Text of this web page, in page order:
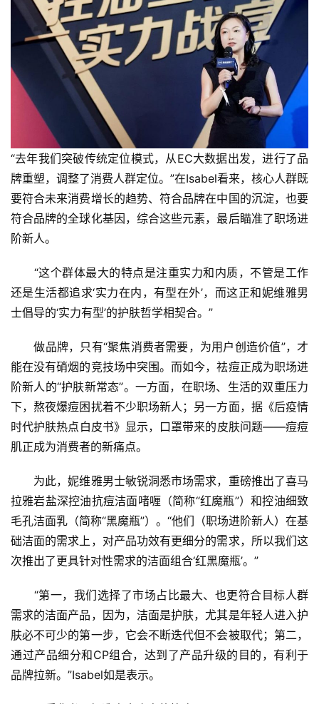
“去年我们突破传统定位模式，从EC大数据出发，进行了品
牌重塑，调整了消费人群定位。”在Isabel看来，核心人群既
要符合未来消费增长的趋势、符合品牌在中国的沉淀，也要
符合品牌的全球化基因，综合这些元素，最后瞄准了职场进
阶新人。
“这个群体最大的特点是注重实力和内质，不管是工作
还是生活都追求‘实力在内，有型在外’，而这正和妮维雅男
士倡导的‘实力有型’的护肤哲学相契合。”
做品牌，只有“聚焦消费者需要，为用户创造价值”，才
能在没有硝烟的竞技场中突围。而如今，祛痘正成为职场进
阶新人的“护肤新常态”。一方面，在职场、生活的双重压力
下，熬夜爆痘困扰着不少职场新人；另一方面，据《后疫情
时代护肤热点白皮书》显示，口罩带来的皮肤问题——痘痘
肌正成为消费者的新痛点。
为此，妮维雅男士敏锐洞悉市场需求，重磅推出了喜马
拉雅岩盐深控油抗痘洁面啫喱（简称“红魔瓶”）和控油细致
毛孔洁面乳（简称“黑魔瓶”）。“他们（职场进阶新人）在基
础洁面的需求上，对产品功效有更细分的需求，所以我们这
次推出了更具针对性需求的洁面组合‘红黑魔瓶’。”
“第一，我们选择了市场占比最大、也更符合目标人群
需求的洁面产品，因为，洁面是护肤，尤其是年轻人进入护
肤必不可少的第一步，它会不断迭代但不会被取代；第二，
通过产品细分和CP组合，达到了产品升级的目的，有利于
品牌拉新。”Isabel如是表示。